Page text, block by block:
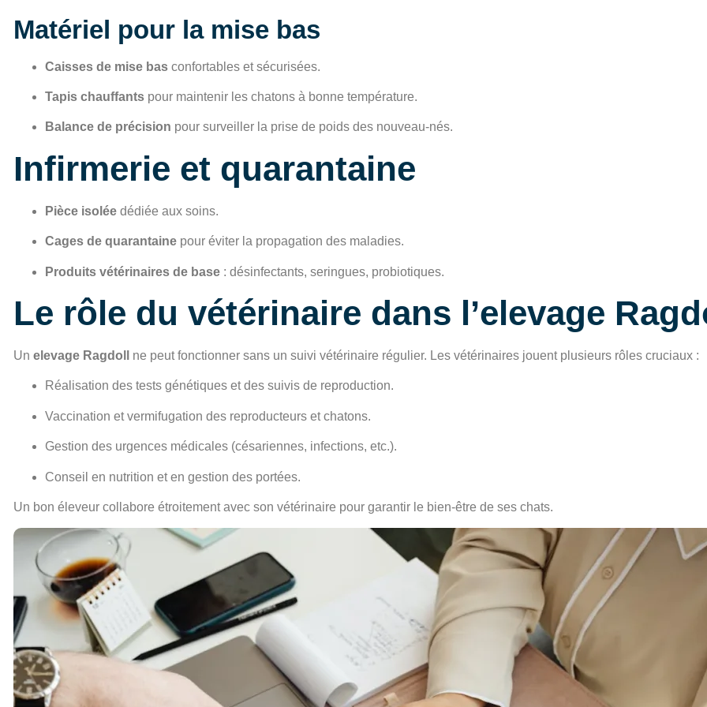
Matériel pour la mise bas
Caisses de mise bas confortables et sécurisées.
Tapis chauffants pour maintenir les chatons à bonne température.
Balance de précision pour surveiller la prise de poids des nouveau-nés.
Infirmerie et quarantaine
Pièce isolée dédiée aux soins.
Cages de quarantaine pour éviter la propagation des maladies.
Produits vétérinaires de base : désinfectants, seringues, probiotiques.
Le rôle du vétérinaire dans l’elevage
Un elevage Ragdoll ne peut fonctionner sans un suivi vétérinaire régulier. Les vétérinaires jouent plusieurs rôles cruciaux :
Réalisation des tests génétiques et des suivis de reproduction.
Vaccination et vermifugation des reproducteurs et chatons.
Gestion des urgences médicales (césariennes, infections, etc.).
Conseil en nutrition et en gestion des portées.
Un bon éleveur collabore étroitement avec son vétérinaire pour garantir le bien-être de ses chats.